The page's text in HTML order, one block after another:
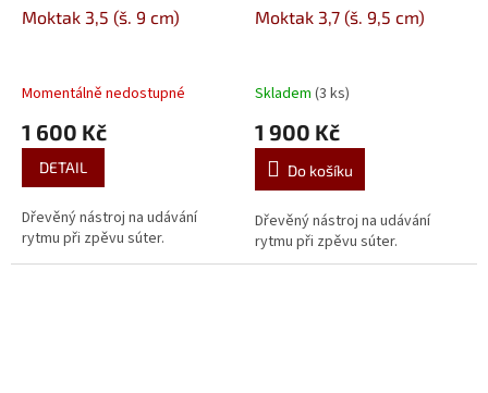
Moktak 3,5 (š. 9 cm)
Momentálně nedostupné
1 600 Kč
DETAIL
Dřevěný nástroj na udávání
rytmu při zpěvu súter.
Moktak 3,7 (š. 9,5 cm)
Skladem (3 ks)
1 900 Kč
Do košíku
Dřevěný nástroj na udávání
rytmu při zpěvu súter.